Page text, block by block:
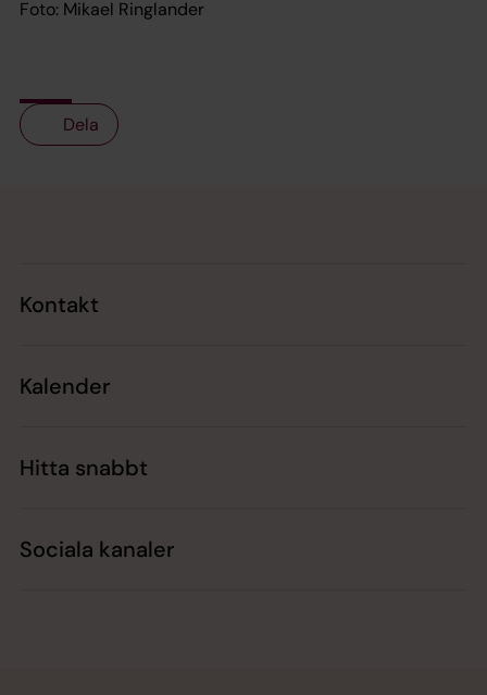
Foto: Mikael Ringlander
Dela
Kontakt
Kalender
Hitta snabbt
Sociala kanaler